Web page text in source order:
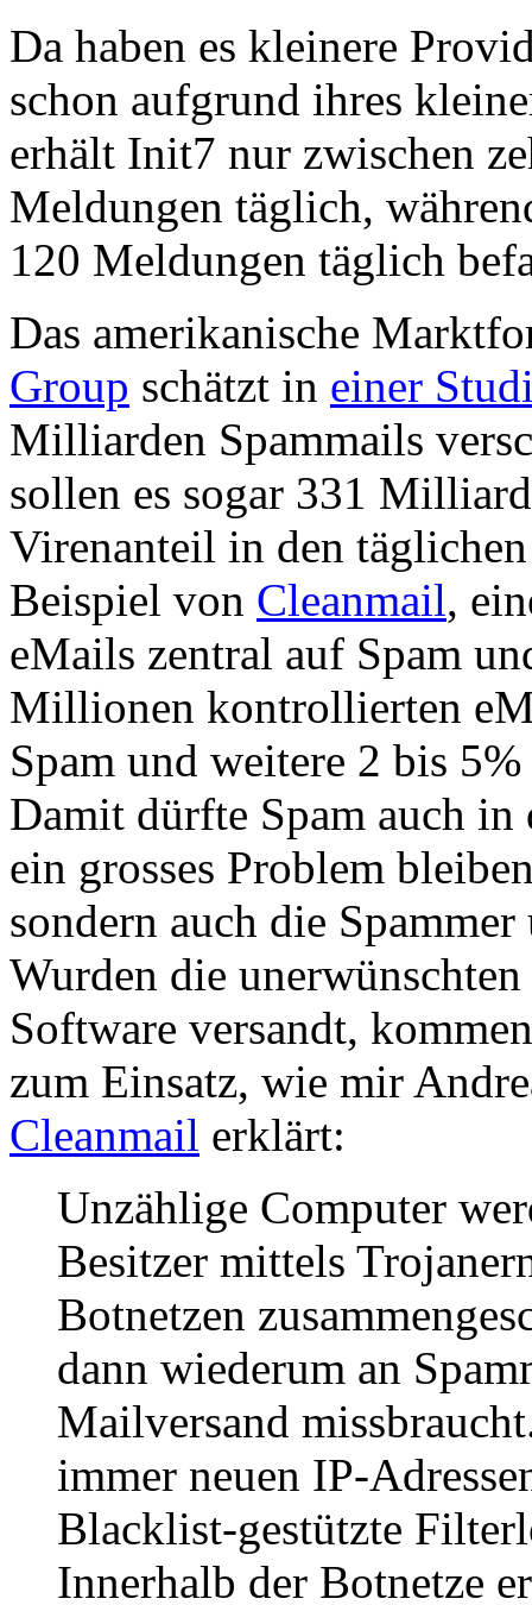
Da haben es kleinere
schon aufgrund ihres
erhält Init7 nur zwischen
Meldungen täglich,
120 Meldungen täglich
Das amerikanische
Group schätzt in einer
Milliarden Spammails
sollen es sogar 331
Virenanteil in den
Beispiel von Cleanmail,
eMails zentral auf Spam
Millionen kontrollierten
Spam und weitere 2 bis
Damit dürfte Spam auch in
ein grosses Problem
sondern auch die
Wurden die
Software versandt,
zum Einsatz, wie mir
Cleanmail erklärt:
Unzählige Computer
Besitzer mittels
Botnetzen
dann wiederum an
Mailversand
immer neuen IP-
Blacklist-gestützte
Innerhalb der Botnetze